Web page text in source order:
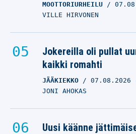
MOOTTORIURHEILU
VILLE HIRVONEN
Jokereilla oli pullat
kaikki romahti
JÄÄKIEKKO 07.08.2026
JONI AHOKAS
Uusi käänne